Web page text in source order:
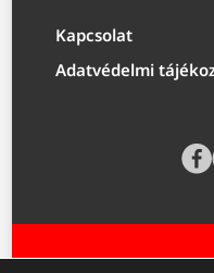
Kapcsolat
Adatvédelmi